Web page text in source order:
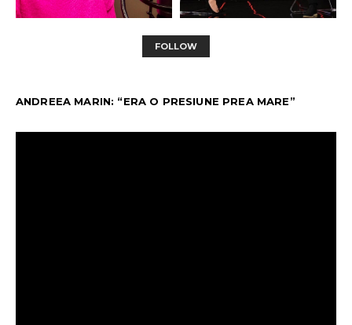
FOLLOW
ANDREEA MARIN: “ERA O PRESIUNE PREA MARE”